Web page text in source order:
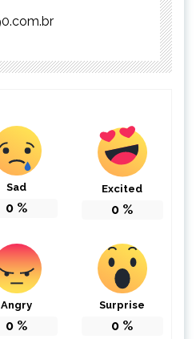
Sad
0 %
Excited
0 %
Angry
0 %
Surprise
0 %